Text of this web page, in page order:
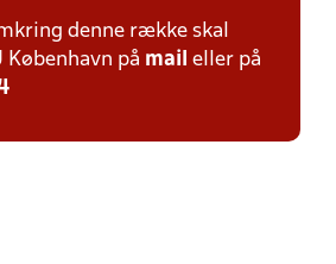
denne række skal
på mail eller på